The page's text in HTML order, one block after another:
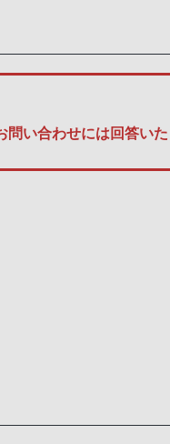
い合わせには回答いた